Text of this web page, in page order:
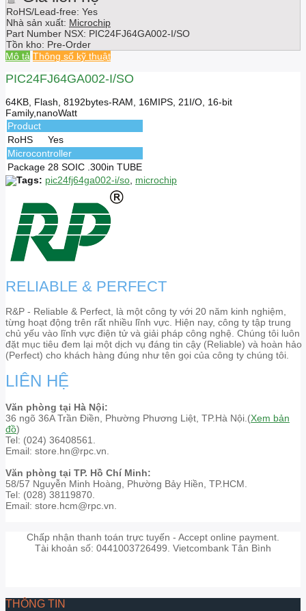
RoHS/Lead-free: Yes
Nhà sản xuất: Microchip
Part Number NSX: PIC24FJ64GA002-I/SO
Tồn kho: Pre-Order
Mô tả Thông số kỹ thuật
PIC24FJ64GA002-I/SO
64KB, Flash, 8192bytes-RAM, 16MIPS, 21I/O, 16-bit
Family,nanoWatt
Product
RoHS
Yes
Microcontroller
Package 28 SOIC .300in TUBE
Tags: pic24fj64ga002-i/so microchip
RELIABLE & PERFECT
R&P - Reliable & Perfect, là một công ty với 20 năm kinh nghiệm,
từng hoạt động trên rất nhiều lĩnh vực. Hiện nay, công ty tập trung
chủ yếu vào lĩnh vực điện tử và giải pháp công nghệ. Chúng tôi luôn
đặt mục tiêu đem lại một dịch vụ đáng tin cậy (Reliable) và hoàn hảo
(Perfect) cho khách hàng đúng như tên gọi của công ty chúng tôi.
LIÊN HỆ
Văn phòng tại Hà Nội:
36 ngõ 36A Trần Điền, Phường Phương Liệt, TP.Hà Nội.(Xem bản
đồ)
Tel: (024) 36408561.
Email: store.hn@rpc.vn.
Văn phòng tại TP. Hồ Chí Minh:
58/57 Nguyễn Minh Hoàng, Phường Bảy Hiền, TP.HCM.
Tel: (028) 38119870.
Email: store.hcm@rpc.vn.
Chấp nhận thanh toán trực tuyến - Accept online payment.
Tài khoản số: 0441003726499. Vietcombank Tân Bình
THÔNG TIN